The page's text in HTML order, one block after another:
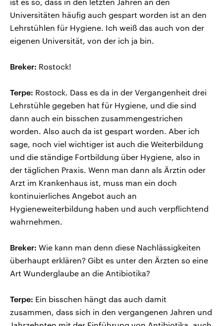
Universitäten häufig auch gespart worden ist an den
Lehrstühlen für Hygiene. Ich weiß das auch von der
eigenen Universität, von der ich ja bin.
Breker: Rostock!
Terpe: Rostock. Dass es da in der Vergangenheit drei
Lehrstühle gegeben hat für Hygiene, und die sind
dann auch ein bisschen zusammengestrichen
worden. Also auch da ist gespart worden. Aber ich
sage, noch viel wichtiger ist auch die Weiterbildung
und die ständige Fortbildung über Hygiene, also in
der täglichen Praxis. Wenn man dann als Ärztin oder
Arzt im Krankenhaus ist, muss man ein doch
kontinuierliches Angebot auch an
Hygieneweiterbildung haben und auch verpflichtend
wahrnehmen.
Breker: Wie kann man denn diese Nachlässigkeiten
überhaupt erklären? Gibt es unter den Ärzten so eine
Art Wunderglaube an die Antibiotika?
Terpe: Ein bisschen hängt das auch damit
zusammen, dass sich in den vergangenen Jahren und